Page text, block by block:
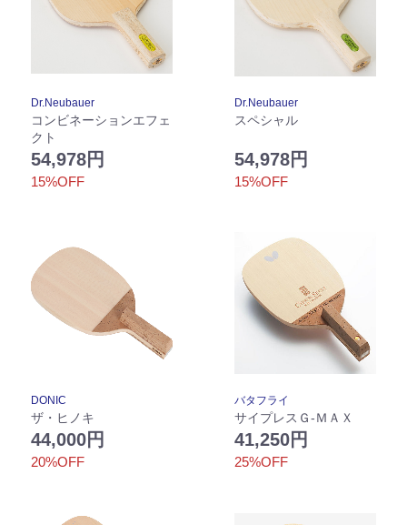
Dr.Neubauer
コンビネーションエフェ
クト
54,978円
15%OFF
Dr.Neubauer
スペシャル
54,978円
15%OFF
DONIC
ザ・ヒノキ
44,000円
20%OFF
バタフライ
サイプレスＧ-ＭＡＸ
41,250円
25%OFF